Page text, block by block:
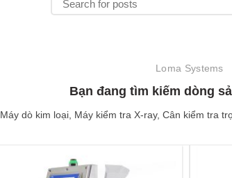
Loma Systems
Bạn đang tìm kiếm dòng
Máy dò kim loại, Máy kiểm tra X-ray, Cân kiểm tra